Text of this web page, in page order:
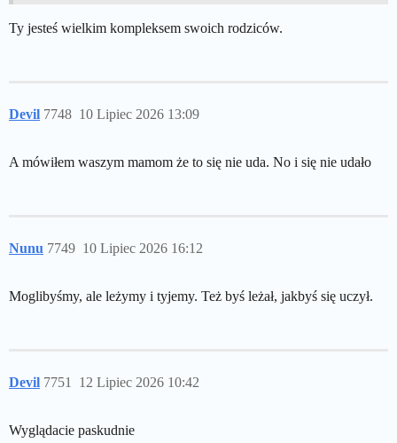
Ty jesteś wielkim kompleksem swoich rodziców.
Devil 10 Lipiec 2026 13:09
7748
A mówiłem waszym mamom że to się nie uda. No i się nie udało
Nunu 10 Lipiec 2026 16:12
7749
Moglibyśmy, ale leżymy i tyjemy. Też byś leżał, jakbyś się uczył.
Devil 12 Lipiec 2026 10:42
7751
Wyglądacie paskudnie